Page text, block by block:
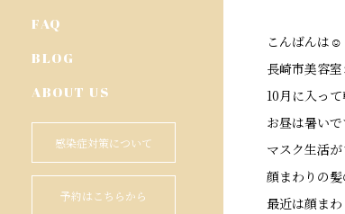
FAQ
BLOG
ABOUT US
感染症対策について
予約はこちらから
こんばんは☺︎
長崎市美容
10月に入っ
お昼は暑い
マスク生活
顔まわりの
最近は顔ま